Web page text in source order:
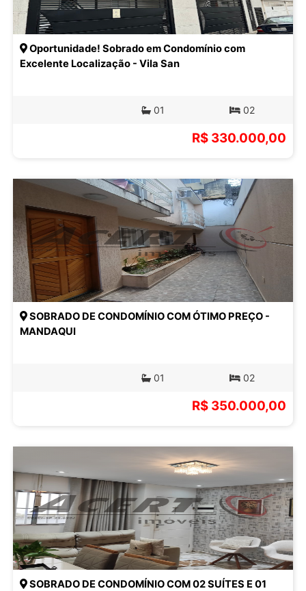
Oportunidade! Sobrado em Condomínio com
Excelente Localização - Vila San
01 02
R$ 330.000,00
SOBRADO DE CONDOMÍNIO COM ÓTIMO PREÇO -
MANDAQUI
01 02
R$ 350.000,00
SOBRADO DE CONDOMÍNIO COM 02 SUÍTES E 01